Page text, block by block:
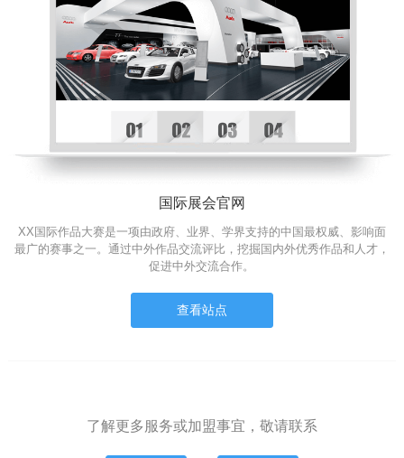
国际展会官网
XX国际作品大赛是一项由政府、业界、学界支持的中国最权威、影响面
最广的赛事之一。通过中外作品交流评比，挖掘国内外优秀作品和人才，
促进中外交流合作。
查看站点
了解更多服务或加盟事宜，敬请联系